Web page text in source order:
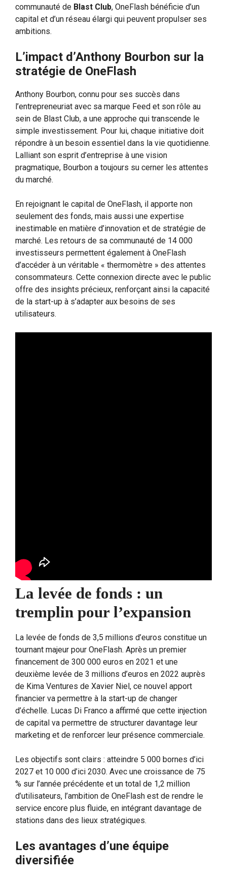
communauté de Blast Club, OneFlash bénéficie d’un
capital et d’un réseau élargi qui peuvent propulser ses
ambitions.
L’impact d’Anthony Bourbon sur la
stratégie de OneFlash
Anthony Bourbon, connu pour ses succès dans
l’entrepreneuriat avec sa marque Feed et son rôle au
sein de Blast Club, a une approche qui transcende le
simple investissement. Pour lui, chaque initiative doit
répondre à un besoin essentiel dans la vie quotidienne.
Lalliant son esprit d’entreprise à une vision
pragmatique, Bourbon a toujours su cerner les attentes
du marché.
En rejoignant le capital de OneFlash, il apporte non
seulement des fonds, mais aussi une expertise
inestimable en matière d’innovation et de stratégie de
marché. Les retours de sa communauté de 14 000
investisseurs permettent également à OneFlash
d’accéder à un véritable « thermomètre » des attentes
consommateurs. Cette connexion directe avec le public
offre des insights précieux, renforçant ainsi la capacité
de la start-up à s’adapter aux besoins de ses
utilisateurs.
La levée de fonds : un
tremplin pour l’expansion
La levée de fonds de 3,5 millions d’euros constitue un
tournant majeur pour OneFlash. Après un premier
financement de 300 000 euros en 2021 et une
deuxième levée de 3 millions d’euros en 2022 auprès
de Kima Ventures de Xavier Niel, ce nouvel apport
financier va permettre à la start-up de changer
d’échelle. Lucas Di Franco a affirmé que cette injection
de capital va permettre de structurer davantage leur
marketing et de renforcer leur présence commerciale.
Les objectifs sont clairs : atteindre 5 000 bornes d’ici
2027 et 10 000 d’ici 2030. Avec une croissance de 75
% sur l’année précédente et un total de 1,2 million
d’utilisateurs, l’ambition de OneFlash est de rendre le
service encore plus fluide, en intégrant davantage de
stations dans des lieux stratégiques.
Les avantages d’une équipe
diversifiée